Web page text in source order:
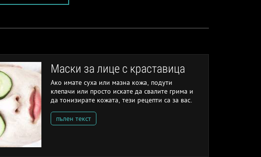
Маски за лице с краставица
Ако имате суха или мазна кожа, подути
клепачи или просто искате да свалите грима и
да тонизирате кожата, тези рецепти са за вас.
пълен текст